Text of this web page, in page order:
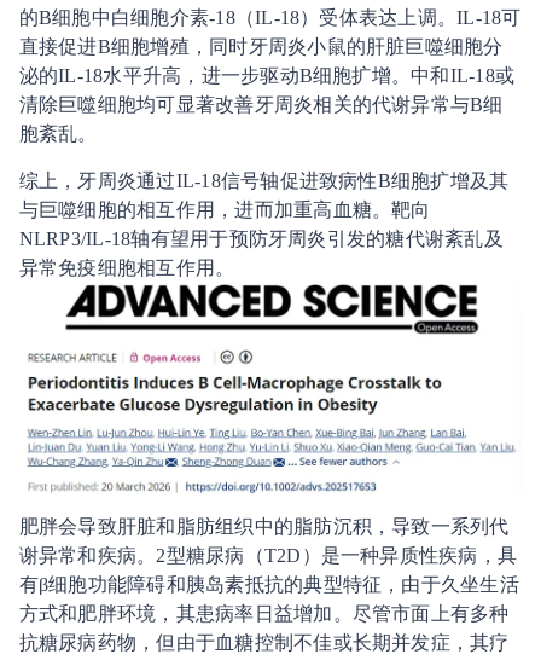
的B细胞中白细胞介素-18（IL-18）受体表达上调。IL-18可
直接促进B细胞增殖，同时牙周炎小鼠的肝脏巨噬细胞分
泌的IL-18水平升高，进一步驱动B细胞扩增。中和IL-18或
清除巨噬细胞均可显著改善牙周炎相关的代谢异常与B细
胞紊乱。
综上，牙周炎通过IL-18信号轴促进致病性B细胞扩增及其
与巨噬细胞的相互作用，进而加重高血糖。靶向
NLRP3/IL-18轴有望用于预防牙周炎引发的糖代谢紊乱及
异常免疫细胞相互作用。
肥胖会导致肝脏和脂肪组织中的脂肪沉积，导致一系列代
谢异常和疾病。2型糖尿病（T2D）是一种异质性疾病，具
有β细胞功能障碍和胰岛素抵抗的典型特征，由于久坐生活
方式和肥胖环境，其患病率日益增加。尽管市面上有多种
抗糖尿病药物，但由于血糖控制不佳或长期并发症，其疗